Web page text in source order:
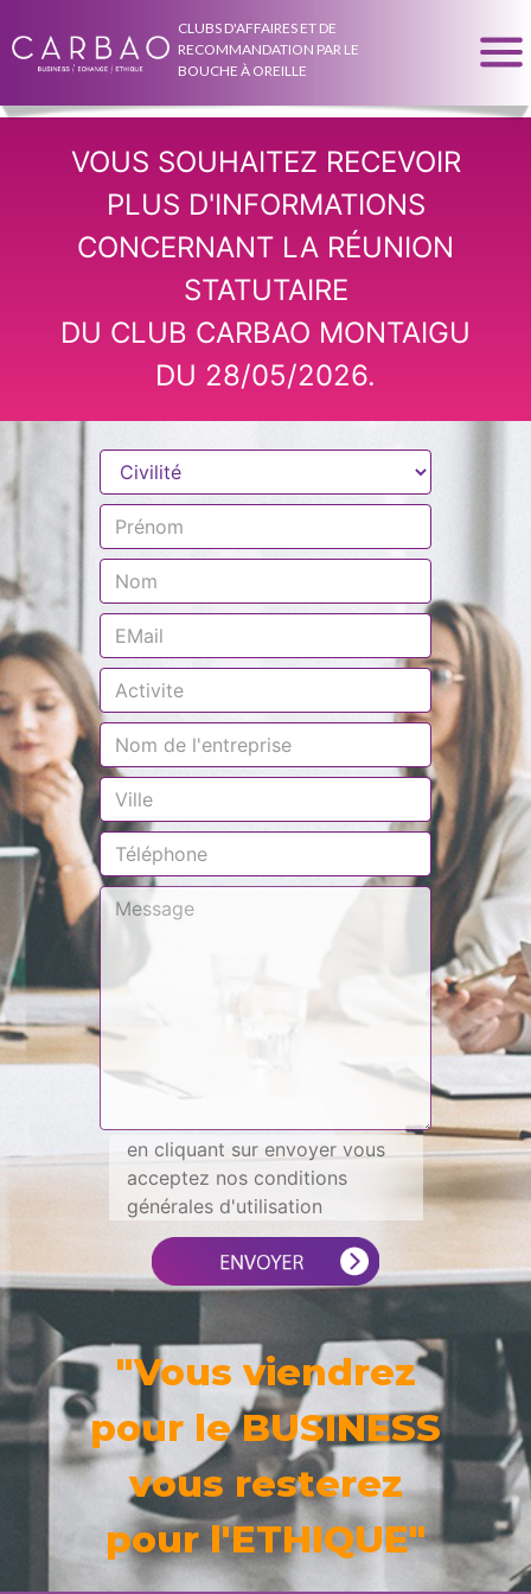
CLUBS D'AFFAIRES ET DE
RECOMMANDATION PAR LE
BOUCHE À OREILLE
VOUS SOUHAITEZ RECEVOIR
PLUS D'INFORMATIONS
CONCERNANT LA RÉUNION
STATUTAIRE
DU CLUB CARBAO MONTAIGU
DU 28/05/2026.
en cliquant sur envoyer vous
acceptez nos conditions
générales d'utilisation
"Vous viendrez
pour le BUSINESS
vous resterez
pour l'ETHIQUE"